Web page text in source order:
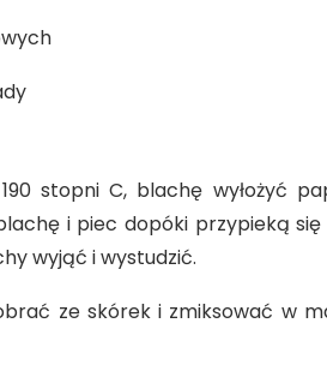
stopni C, blachę wyłożyć
i piec dopóki przypieką
wyjąć i wystudzić.
ze skórek i zmiksować w